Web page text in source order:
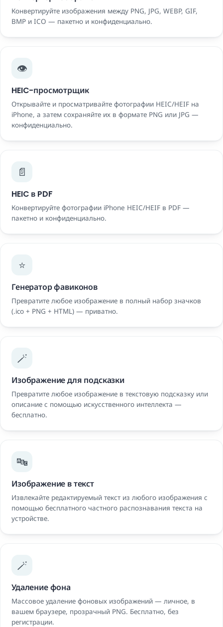
Конвертируйте изображения между PNG, JPG, WEBP, GIF,
BMP и ICO — пакетно и конфиденциально.
👁️
HEIC-просмотрщик
Открывайте и просматривайте фотографии HEIC/HEIF на
iPhone, а затем сохраняйте их в формате PNG или JPG —
конфиденциально.
📄
HEIC в PDF
Конвертируйте фотографии iPhone HEIC/HEIF в PDF —
пакетно и конфиденциально.
⭐
Генератор фавиконов
Превратите любое изображение в полный набор значков
(.ico + PNG + HTML) — приватно.
🪄
Изображение для подсказки
Превратите любое изображение в текстовую подсказку или
описание с помощью искусственного интеллекта —
бесплатно.
🔤
Изображение в текст
Извлекайте редактируемый текст из любого изображения с
помощью бесплатного частного распознавания текста на
устройстве.
🪄
Удаление фона
Массовое удаление фоновых изображений — личное, в
вашем браузере, прозрачный PNG. Бесплатно, без
регистрации.